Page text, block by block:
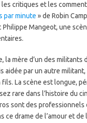
les critiques et les
par minute » de Robin
Philippe Mangeot, une
la mère d’un des militants
aidée par un autre
La scène est longue,
rare dans l’histoire du
sont des professionnels
ce drame de l’amour et de